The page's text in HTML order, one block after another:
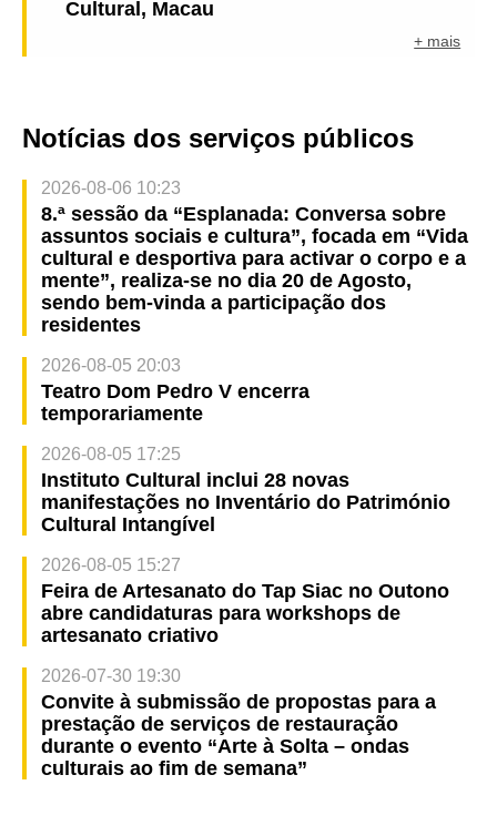
Cultural, Macau
+ mais
Notícias dos serviços públicos
2026-08-06 10:23
8.ª sessão da “Esplanada: Conversa sobre
assuntos sociais e cultura”, focada em “Vida
cultural e desportiva para activar o corpo e a
mente”, realiza-se no dia 20 de Agosto,
sendo bem-vinda a participação dos
residentes
2026-08-05 20:03
Teatro Dom Pedro V encerra
temporariamente
2026-08-05 17:25
Instituto Cultural inclui 28 novas
manifestações no Inventário do Património
Cultural Intangível
2026-08-05 15:27
Feira de Artesanato do Tap Siac no Outono
abre candidaturas para workshops de
artesanato criativo
2026-07-30 19:30
Convite à submissão de propostas para a
prestação de serviços de restauração
durante o evento “Arte à Solta – ondas
culturais ao fim de semana”